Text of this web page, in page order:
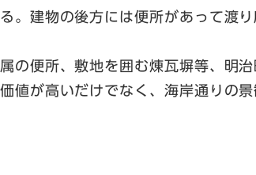
。建物の後方には便所があって渡り
の便所、敷地を囲む煉瓦塀等、明治
値が高いだけでなく、海岸通りの景